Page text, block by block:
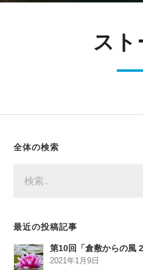
スト
全体の検索
索:
最近の投稿記事
第10回「倉敷からの風
2021年1月9日